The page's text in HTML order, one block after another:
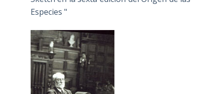
Especies "